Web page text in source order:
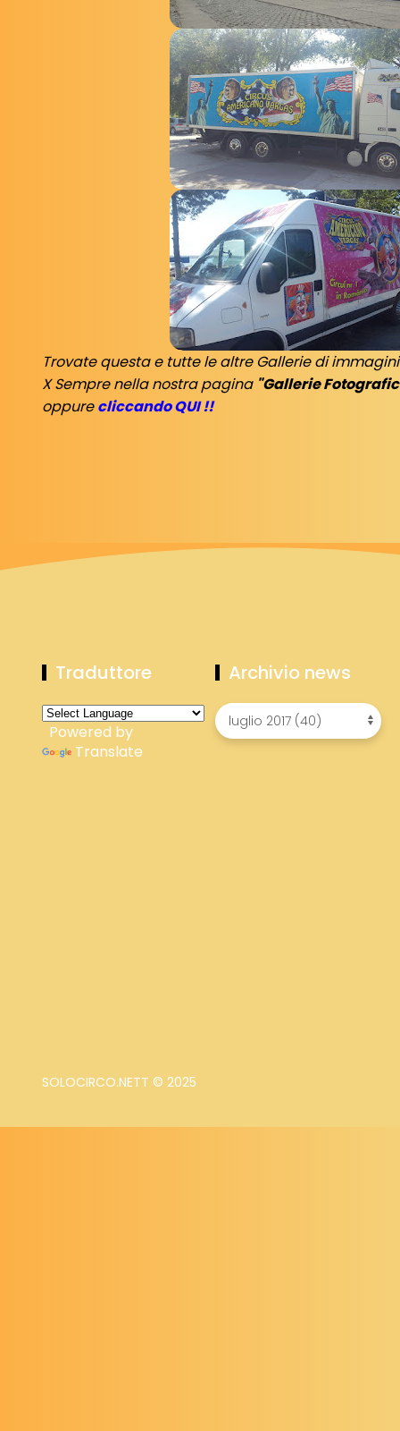
Trovate questa e tutte le altre Gallerie di
X Sempre nella nostra pagina "Gallerie
oppurecliccando QUI !!
Traduttore
Powered by
Translate
Archivio news
SOLOCIRCO.NETT © 2025